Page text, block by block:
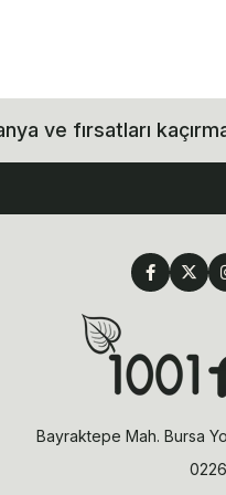
ve fırsatları
Bayraktepe Mah. Bursa